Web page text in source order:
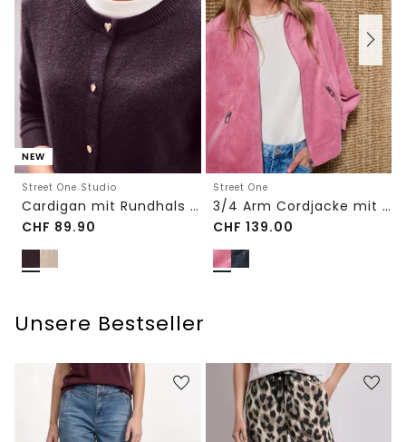
NEW
Street One Studio
Cardigan mit Rundhals und Knöpfen
CHF 89.90
Street One
3/4 Arm Cordjacke mit Hemdkragen
CHF 139.00
Unsere Bestseller